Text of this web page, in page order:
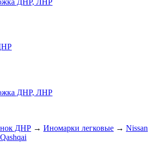
ДНР, ЛНР
ДНР, ЛНР
ДНР → Иномарки легковые → Nissan